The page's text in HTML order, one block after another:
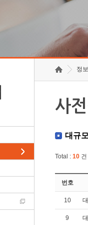
정
사
대규
Total :10
번호
10
9